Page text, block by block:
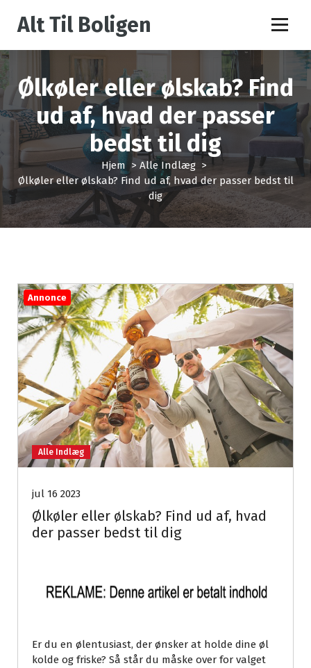
e
e
i
h
o
Alt Til Boligen
Ølkøler eller ølskab? Find
ud af, hvad der passer
bedst til dig
Hjem > Alle Indlæg >
Ølkøler eller ølskab? Find ud af, hvad der passer bedst til
dig
Annonce
Alle Indlæg
jul 16 2023
Ølkøler eller ølskab? Find ud af, hvad
der passer bedst til dig
Er du en ølentusiast, der ønsker at holde dine øl
kolde og friske? Så står du måske over for valget